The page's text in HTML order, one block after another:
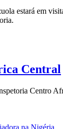
estará em
Central
Centro